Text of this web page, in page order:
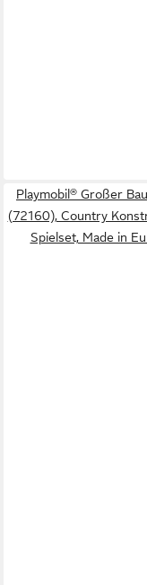
Playmobil® Großer
(72160), Country
Spielset, Made in